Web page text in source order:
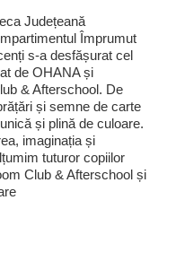
Județeană
Împrumut
s-a desfășurat cel
de OHANA și
& Afterschool. De
și semne de carte
și plină de culoare.
imaginația și
tuturor copiilor
Club & Afterschool și